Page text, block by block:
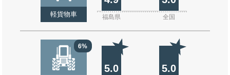
軽貨物車 福島県 全国
6%
5.0 5.0